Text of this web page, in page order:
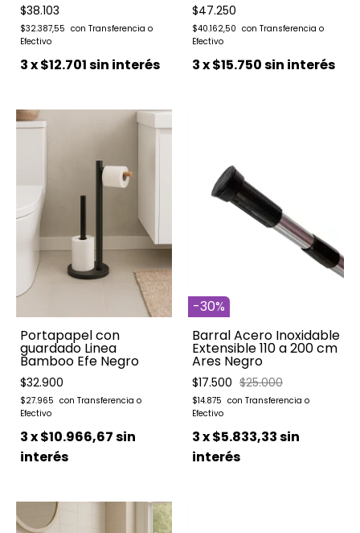
$38.103
$32.387,55
3x$12.701sin interés
$47.250
$40.162,50
3x$15.750sin interés
Portapapel con
guardado Linea
Bamboo Efe Negro
$32.900
$27.965
3x$10.966,67sin
interés
-30%
Barral Acero Inoxidable
Extensible 110 a 200 cm
Ares Negro
$17.500 $25.000
$14.875
3x$5.833,33sin
interés